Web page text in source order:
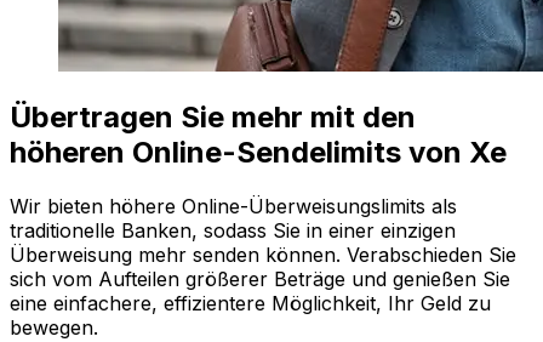
Übertragen Sie mehr mit den
höheren Online-Sendelimits von Xe
Wir bieten höhere Online-Überweisungslimits als
traditionelle Banken, sodass Sie in einer einzigen
Überweisung mehr senden können. Verabschieden Sie
sich vom Aufteilen größerer Beträge und genießen Sie
eine einfachere, effizientere Möglichkeit, Ihr Geld zu
bewegen.